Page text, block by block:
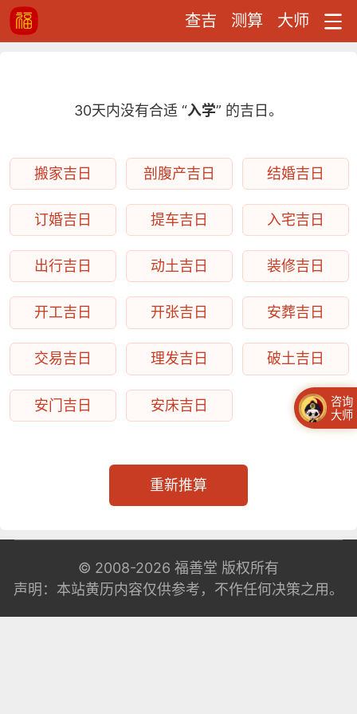
查吉 测算 大师
30天内没有合适 “入学” 的吉日。
搬家吉日 剖腹产吉日 结婚吉日
订婚吉日 提车吉日 入宅吉日
出行吉日 动土吉日 装修吉日
开工吉日 开张吉日 安葬吉日
交易吉日 理发吉日 破土吉日
安门吉日 安床吉日
重新推算
© 2008-2026 福善堂 版权所有
声明：本站黄历内容仅供参考，不作任何决策之用。
咨询
大师